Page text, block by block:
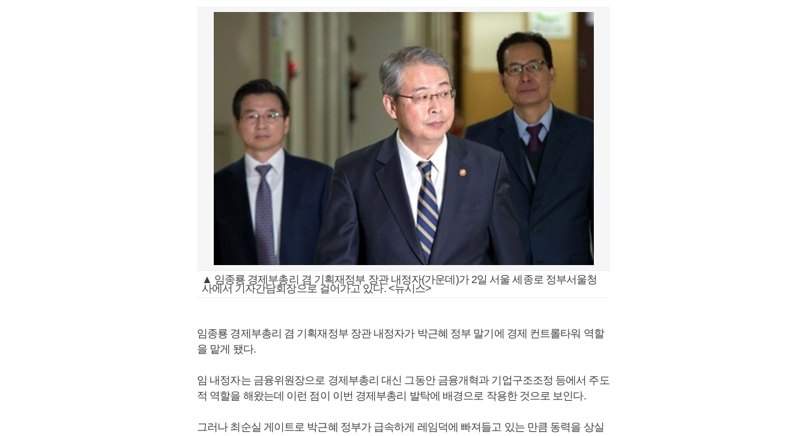
▲ 임종룡 경제부총리 겸 기획재정부 장관 내정자(가운데)가 2일 서울 세종로 정부서울청
사에서 기자간담회장으로 걸어가고 있다. <뉴시스>
임종룡 경제부총리 겸 기획재정부 장관 내정자가 박근혜 정부 말기에 경제 컨트롤타워 역할
을 맡게 됐다.
임 내정자는 금융위원장으로 경제부총리 대신 그동안 금융개혁과 기업구조조정 등에서 주도
적 역할을 해왔는데 이런 점이 이번 경제부총리 발탁에 배경으로 작용한 것으로 보인다.
그러나 최순실 게이트로 박근혜 정부가 급속하게 레임덕에 빠져들고 있는 만큼 동력을 상실